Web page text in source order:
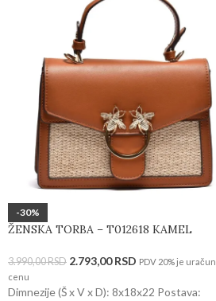
-30%
ŽENSKA TORBA – T012618 KAMEL
3.990,00RSD 2.793,00RSD PDV 20% je
cenu
Dimnezije (Š x V x D): 8x18x22 Postava: